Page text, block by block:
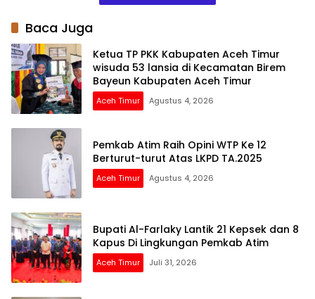
Baca Juga
Ketua TP PKK Kabupaten Aceh Timur
wisuda 53 lansia di Kecamatan Birem
Bayeun Kabupaten Aceh Timur
Aceh Timur Agustus 4, 2026
Pemkab Atim Raih Opini WTP Ke 12
Berturut-turut Atas LKPD TA.2025
Aceh Timur Agustus 4, 2026
Bupati Al-Farlaky Lantik 21 Kepsek dan 8
Kapus Di Lingkungan Pemkab Atim
Aceh Timur Juli 31, 2026